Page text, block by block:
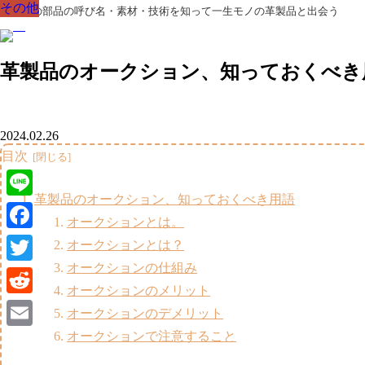
革製品の部品の呼び名・素材・技術を知って一生モノの革製品と出会う
革製品のオークション、知っておくべ
その他
2024.02.26
目次
革製品のオークション、知っておくべき用語
オークションとは。
オークションとは？
オークションの仕組み
オークションのメリット
オークションのデメリット
オークションで注意すること
その他
その他
その他
その他
その他
その他
Line
Facebook
Twitter
Reddit